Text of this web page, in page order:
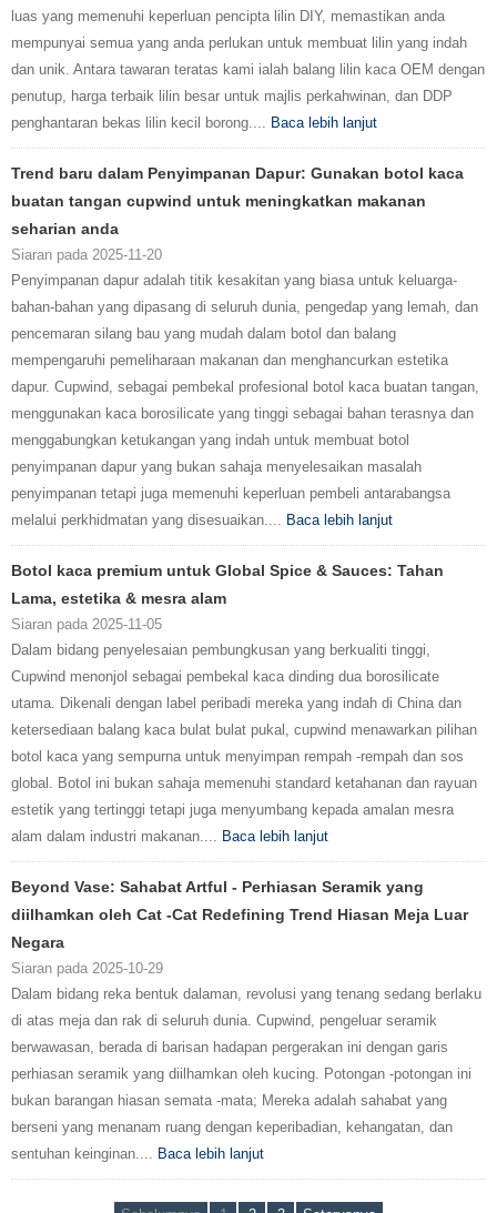
luas yang memenuhi keperluan pencipta lilin DIY, memastikan anda
mempunyai semua yang anda perlukan untuk membuat lilin yang indah
dan unik. Antara tawaran teratas kami ialah balang lilin kaca OEM dengan
penutup, harga terbaik lilin besar untuk majlis perkahwinan, dan DDP
penghantaran bekas lilin kecil borong.... Baca lebih lanjut
Trend baru dalam Penyimpanan Dapur: Gunakan botol kaca
buatan tangan cupwind untuk meningkatkan makanan
seharian anda
Siaran pada 2025-11-20
Penyimpanan dapur adalah titik kesakitan yang biasa untuk keluarga-
bahan-bahan yang dipasang di seluruh dunia, pengedap yang lemah, dan
pencemaran silang bau yang mudah dalam botol dan balang
mempengaruhi pemeliharaan makanan dan menghancurkan estetika
dapur. Cupwind, sebagai pembekal profesional botol kaca buatan tangan,
menggunakan kaca borosilicate yang tinggi sebagai bahan terasnya dan
menggabungkan ketukangan yang indah untuk membuat botol
penyimpanan dapur yang bukan sahaja menyelesaikan masalah
penyimpanan tetapi juga memenuhi keperluan pembeli antarabangsa
melalui perkhidmatan yang disesuaikan.... Baca lebih lanjut
Botol kaca premium untuk Global Spice & Sauces: Tahan
Lama, estetika & mesra alam
Siaran pada 2025-11-05
Dalam bidang penyelesaian pembungkusan yang berkualiti tinggi,
Cupwind menonjol sebagai pembekal kaca dinding dua borosilicate
utama. Dikenali dengan label peribadi mereka yang indah di China dan
ketersediaan balang kaca bulat bulat pukal, cupwind menawarkan pilihan
botol kaca yang sempurna untuk menyimpan rempah -rempah dan sos
global. Botol ini bukan sahaja memenuhi standard ketahanan dan rayuan
estetik yang tertinggi tetapi juga menyumbang kepada amalan mesra
alam dalam industri makanan.... Baca lebih lanjut
Beyond Vase: Sahabat Artful - Perhiasan Seramik yang
diilhamkan oleh Cat -Cat Redefining Trend Hiasan Meja Luar
Negara
Siaran pada 2025-10-29
Dalam bidang reka bentuk dalaman, revolusi yang tenang sedang berlaku
di atas meja dan rak di seluruh dunia. Cupwind, pengeluar seramik
berwawasan, berada di barisan hadapan pergerakan ini dengan garis
perhiasan seramik yang diilhamkan oleh kucing. Potongan -potongan ini
bukan barangan hiasan semata -mata; Mereka adalah sahabat yang
berseni yang menanam ruang dengan keperibadian, kehangatan, dan
sentuhan keinginan.... Baca lebih lanjut